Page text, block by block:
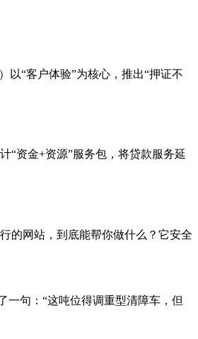
以“客户体验”为核心，推出“押证不
“资金+资源”服务包，将贷款服务延
的网站，到底能帮你做什么？它安全
句：“这吨位得调重型清障车，但